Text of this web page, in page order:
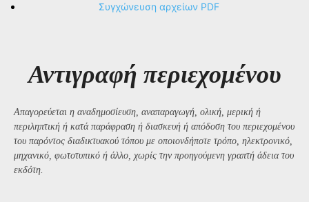
Συγχώνευση αρχείων PDF
Αντιγραφή περιεχομένου
Απαγορεύεται η αναδημοσίευση, αναπαραγωγή, ολική, μερική ή
περιληπτική ή κατά παράφραση ή διασκευή ή απόδοση του περιεχομένου
του παρόντος διαδικτυακού τόπου με οποιονδήποτε τρόπο, ηλεκτρονικό,
μηχανικό, φωτοτυπικό ή άλλο, χωρίς την προηγούμενη γραπτή άδεια του
εκδότη.